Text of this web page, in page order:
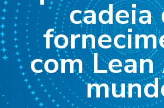
cadeia
com